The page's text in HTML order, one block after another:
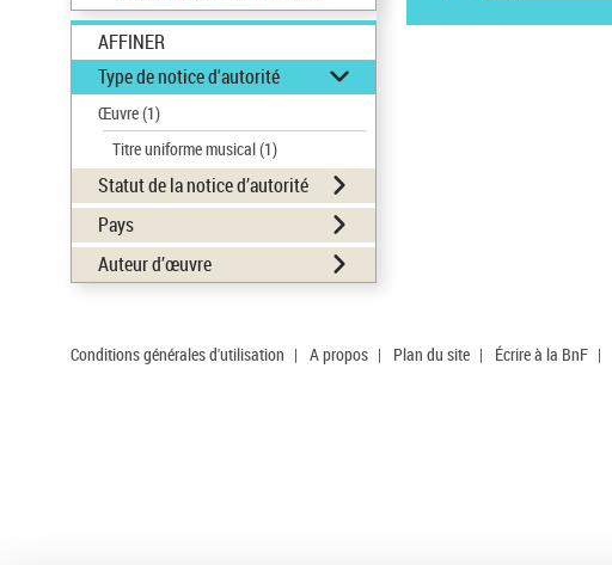
AFFINER
Type de notice d'autorité
Œuvre(1)
Titre uniforme musical(1)
Statut de la notice d’autorité
Pays
Auteur d’œuvre
Conditions générales d'utilisation | A propos | Plan du site | Écrire à la BnF |